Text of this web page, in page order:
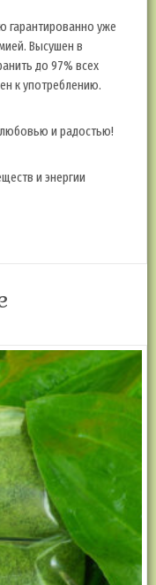
гарантированно уже
Высушен в
до 97% всех
к употреблению.
и радостью!
и энергии